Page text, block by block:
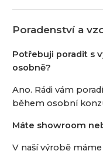
Poradenství a
Potřebuji poradit s
osobně?
Ano. Rádi vám
během osobní
Máte showroom
V naší výrobě